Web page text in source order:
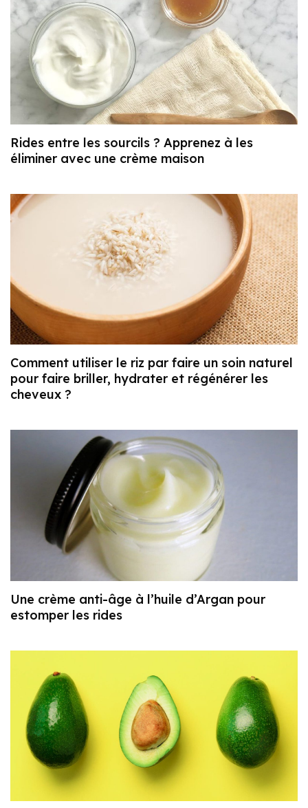
Rides entre les sourcils ? Apprenez à les
éliminer avec une crème maison
Comment utiliser le riz par faire un soin naturel
pour faire briller, hydrater et régénérer les
cheveux ?
Une crème anti-âge à l’huile d’Argan pour
estomper les rides